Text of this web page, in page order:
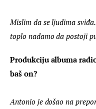
Mislim da se ljudima
toplo nadamo da postoji
Produkciju albuma
baš on?
Antonio je došao na